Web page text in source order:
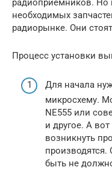
радиоприемников. Но
необходимых
радиорынке. Они
Процесс установки
Для начала
микросхему.
NE555 или
и другое. А
возникнуть
быть не